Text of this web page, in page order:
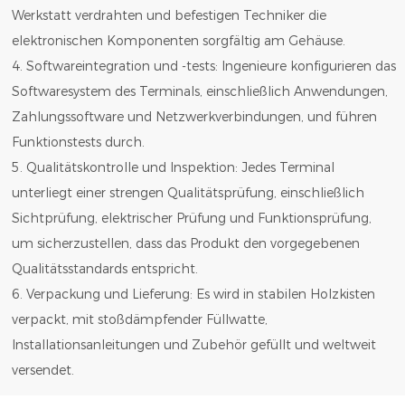
Werkstatt verdrahten und befestigen Techniker die
elektronischen Komponenten sorgfältig am Gehäuse.
4. Softwareintegration und -tests: Ingenieure konfigurieren das
Softwaresystem des Terminals, einschließlich Anwendungen,
Zahlungssoftware und Netzwerkverbindungen, und führen
Funktionstests durch.
5. Qualitätskontrolle und Inspektion: Jedes Terminal
unterliegt einer strengen Qualitätsprüfung, einschließlich
Sichtprüfung, elektrischer Prüfung und Funktionsprüfung,
um sicherzustellen, dass das Produkt den vorgegebenen
Qualitätsstandards entspricht.
6. Verpackung und Lieferung: Es wird in stabilen Holzkisten
verpackt, mit stoßdämpfender Füllwatte,
Installationsanleitungen und Zubehör gefüllt und weltweit
versendet.